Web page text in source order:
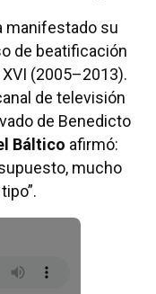
manifestado su
de beatificación
(2005–2013).
de televisión
de Benedicto
Báltico afirmó:
mucho